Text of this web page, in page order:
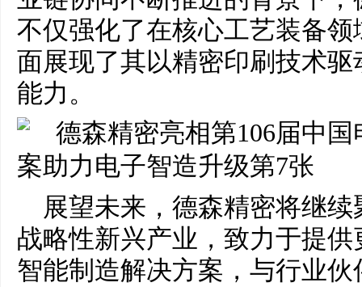
不仅强化了在核心工艺装备
面展现了其以精密印刷技术
能力。
展望未来，德森精密将继
战略性新兴产业，致力于提
智能制造解决方案，与行业